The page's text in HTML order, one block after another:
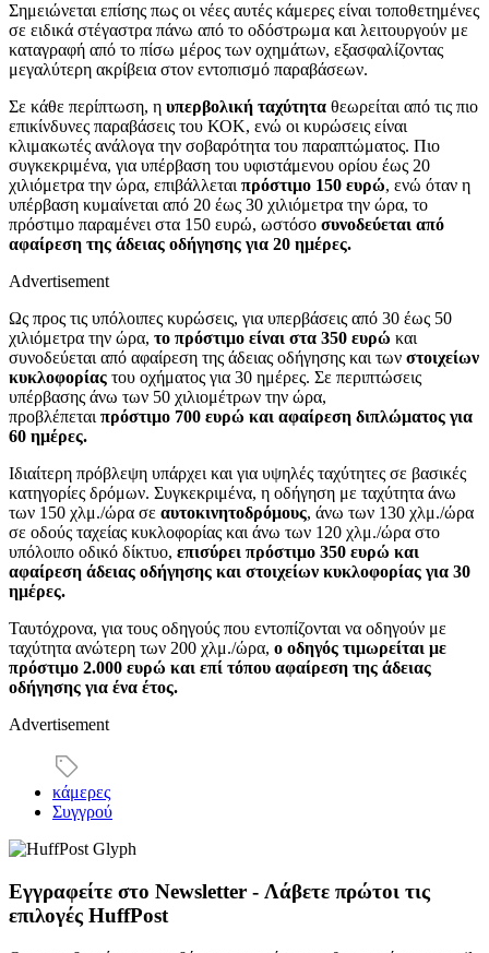
Σημειώνεται επίσης πως οι νέες αυτές κάμερες είναι τοποθετημένες
σε ειδικά στέγαστρα πάνω από το οδόστρωμα και λειτουργούν με
καταγραφή από το πίσω μέρος των οχημάτων, εξασφαλίζοντας
μεγαλύτερη ακρίβεια στον εντοπισμό παραβάσεων.
Σε κάθε περίπτωση, η υπερβολική ταχύτητα θεωρείται από τις πιο
επικίνδυνες παραβάσεις του ΚΟΚ, ενώ οι κυρώσεις είναι
κλιμακωτές ανάλογα την σοβαρότητα του παραπτώματος. Πιο
συγκεκριμένα, για υπέρβαση του υφιστάμενου ορίου έως 20
χιλιόμετρα την ώρα, επιβάλλεται πρόστιμο 150 ευρώ, ενώ όταν η
υπέρβαση κυμαίνεται από 20 έως 30 χιλιόμετρα την ώρα, το
πρόστιμο παραμένει στα 150 ευρώ, ωστόσο συνοδεύεται από
αφαίρεση της άδειας οδήγησης για 20 ημέρες.
Advertisement
Ως προς τις υπόλοιπες κυρώσεις, για υπερβάσεις από 30 έως 50
χιλιόμετρα την ώρα, το πρόστιμο είναι στα 350 ευρώ και
συνοδεύεται από αφαίρεση της άδειας οδήγησης και των στοιχείων
κυκλοφορίας του οχήματος για 30 ημέρες. Σε περιπτώσεις
υπέρβασης άνω των 50 χιλιομέτρων την ώρα,
προβλέπεται πρόστιμο 700 ευρώ και αφαίρεση διπλώματος για
60 ημέρες.
Ιδιαίτερη πρόβλεψη υπάρχει και για υψηλές ταχύτητες σε βασικές
κατηγορίες δρόμων. Συγκεκριμένα, η οδήγηση με ταχύτητα άνω
των 150 χλμ./ώρα σε αυτοκινητοδρόμους, άνω των 130 χλμ./ώρα
σε οδούς ταχείας κυκλοφορίας και άνω των 120 χλμ./ώρα στο
υπόλοιπο οδικό δίκτυο, επισύρει πρόστιμο 350 ευρώ και
αφαίρεση άδειας οδήγησης και στοιχείων κυκλοφορίας για 30
ημέρες.
Ταυτόχρονα, για τους οδηγούς που εντοπίζονται να οδηγούν με
ταχύτητα ανώτερη των 200 χλμ./ώρα, ο οδηγός τιμωρείται με
πρόστιμο 2.000 ευρώ και επί τόπου αφαίρεση της άδειας
οδήγησης για ένα έτος.
Advertisement
κάμερες
Συγγρού
Εγγραφείτε στο Newsletter - Λάβετε πρώτοι τις
επιλογές HuffPost